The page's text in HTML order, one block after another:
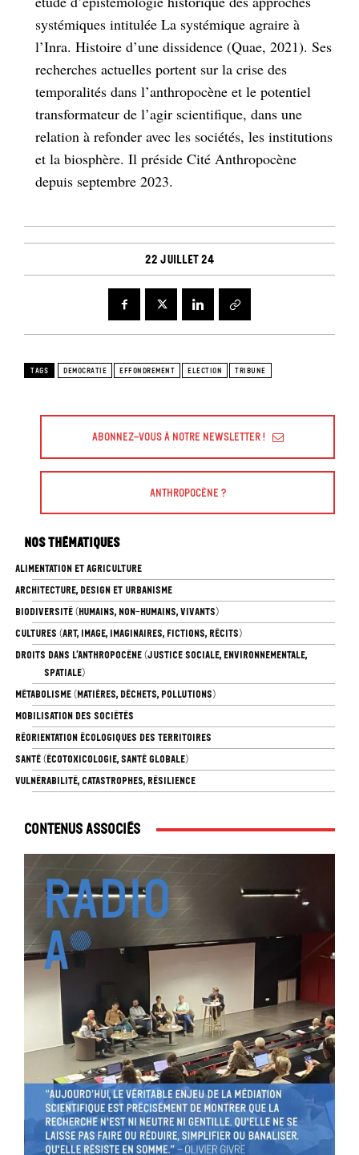
systémiques intitulée La systémique agraire à
l’Inra. Histoire d’une dissidence (Quae, 2021). Ses
recherches actuelles portent sur la crise des
temporalités dans l’anthropocène et le potentiel
transformateur de l’agir scientifique, dans une
relation à refonder avec les sociétés, les institutions
et la biosphère. Il préside Cité Anthropocène
depuis septembre 2023.
22 juillet 24
TAGS DEMOCRATIE EFFONDREMENT ELECTION TRIBUNE
Abonnez-vous à Notre Newsletter !
Anthropocène ?
Nos thématiques
ALIMENTATION ET AGRICULTURE
ARCHITECTURE, DESIGN ET URBANISME
BIODIVERSITÉ (HUMAINS, NON-HUMAINS, VIVANTS)
CULTURES (ART, IMAGE, IMAGINAIRES, FICTIONS, RÉCITS)
DROITS DANS L’ANTHROPOCÈNE (JUSTICE SOCIALE, ENVIRONNEMENTALE,
SPATIALE)
MÉTABOLISME (MATIÈRES, DÉCHETS, POLLUTIONS)
MOBILISATION DES SOCIÉTÉS
RÉORIENTATION ÉCOLOGIQUES DES TERRITOIRES
SANTÉ (ÉCOTOXICOLOGIE, SANTÉ GLOBALE)
VULNÉRABILITÉ, CATASTROPHES, RÉSILIENCE
Contenus associés